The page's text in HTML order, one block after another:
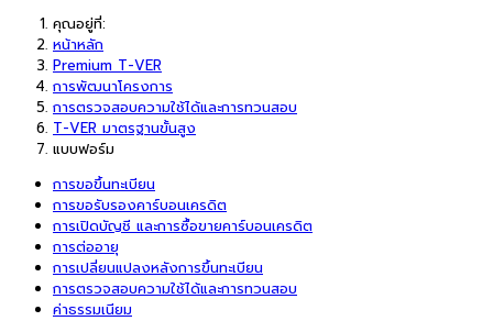
คุณอยู่ที่:
หน้าหลัก
Premium T-VER
การพัฒนาโครงการ
การตรวจสอบความใช้ได้และการทวนสอบ
T-VER มาตรฐานขั้นสูง
แบบฟอร์ม
การขอขึ้นทะเบียน
การขอรับรองคาร์บอนเครดิต
การเปิดบัญชี และการซื้อขายคาร์บอนเครดิต
การต่ออายุ
การเปลี่ยนแปลงหลังการขึ้นทะเบียน
การตรวจสอบความใช้ได้และการทวนสอบ
ค่าธรรมเนียม